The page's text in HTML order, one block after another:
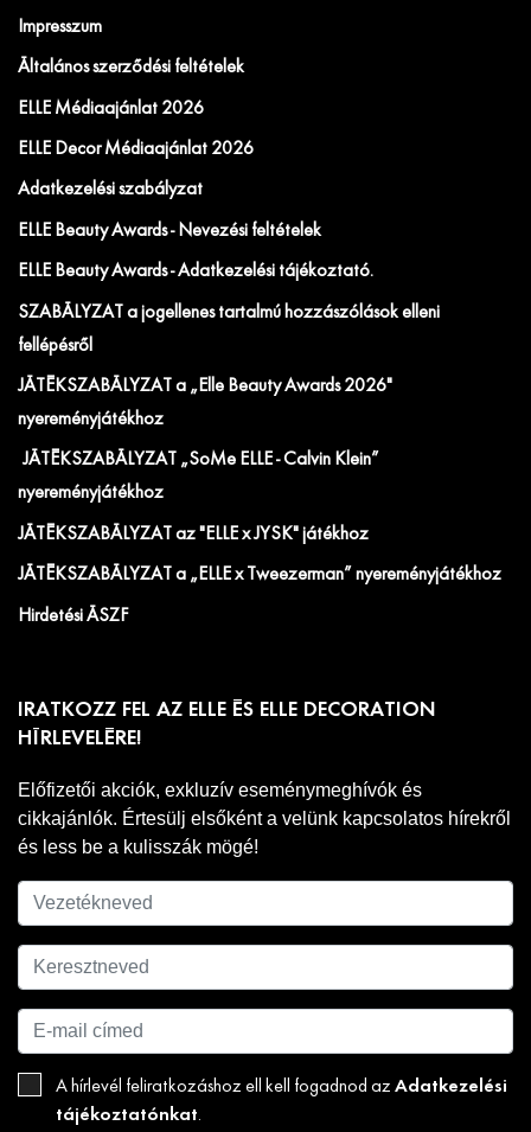
Impresszum
Általános szerződési feltételek
ELLE Médiaajánlat 2026
ELLE Decor Médiaajánlat 2026
Adatkezelési szabályzat
ELLE Beauty Awards - Nevezési feltételek
ELLE Beauty Awards - Adatkezelési tájékoztató.
SZABÁLYZAT a jogellenes tartalmú hozzászólások elleni
fellépésről
JÁTÉKSZABÁLYZAT a „Elle Beauty Awards 2026"
nyereményjátékhoz
JÁTÉKSZABÁLYZAT „SoMe ELLE - Calvin Klein”
nyereményjátékhoz
JÁTÉKSZABÁLYZAT az "ELLE x JYSK" játékhoz
JÁTÉKSZABÁLYZAT a „ELLE x Tweezerman” nyereményjátékhoz
Hirdetési ÁSZF
IRATKOZZ FEL AZ ELLE ÉS ELLE DECORATION
HÍRLEVELÉRE!
Előfizetői akciók, exkluzív eseménymeghívók és
cikkajánlók. Értesülj elsőként a velünk kapcsolatos hírekről
és less be a kulisszák mögé!
A hírlevél feliratkozáshoz ell kell fogadnod az Adatkezelési
tájékoztatónkat.